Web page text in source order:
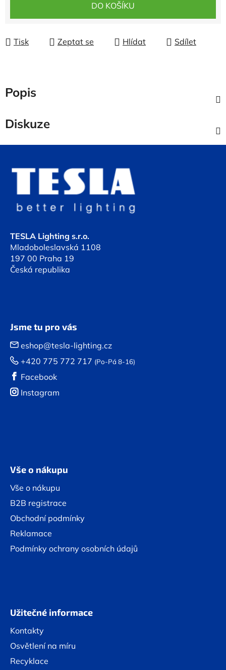
DO KOŠÍKU
Tisk Zeptat se Hlídat Sdílet
Popis
Diskuze
TESLA Lighting s.r.o.
Mladoboleslavská 1108
197 00 Praha 19
Česká republika
Jsme tu pro vás
eshop@tesla-lighting.cz
+420 775 772 717 (Po-Pá 8-16)
Facebook
Instagram
Vše o nákupu
Vše o nákupu
B2B registrace
Obchodní podmínky
Reklamace
Podmínky ochrany osobních údajů
Užitečné informace
Kontakty
Osvětlení na míru
Recyklace